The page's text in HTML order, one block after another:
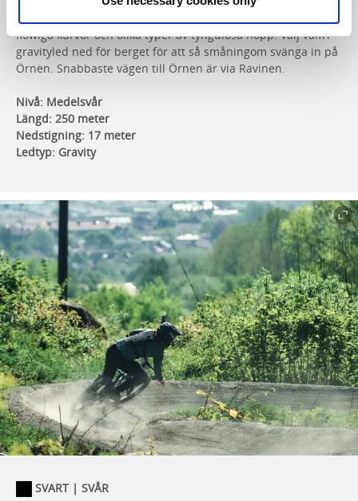
flowiga kurvor och olika typer av tyngdlösa hopp. Välj valfri
gravityled ned för berget för att så småningom svänga in på
Örnen. Snabbaste vägen till Örnen är via Ravinen.
Nivå: Medelsvår
Längd: 250 meter
Nedstigning: 17 meter
Ledtyp: Gravity
SVART | SVÅR